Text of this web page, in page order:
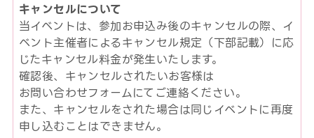
キャンセルについて
当イベントは、参加お申込み後のキャンセルの際、イ
ベント主催者によるキャンセル規定（下部記載）に応
じたキャンセル料金が発生いたします。
確認後、キャンセルされたいお客様は
お問い合わせフォームにてご連絡ください。
また、キャンセルをされた場合は同じイベントに再度
申し込むことはできません。